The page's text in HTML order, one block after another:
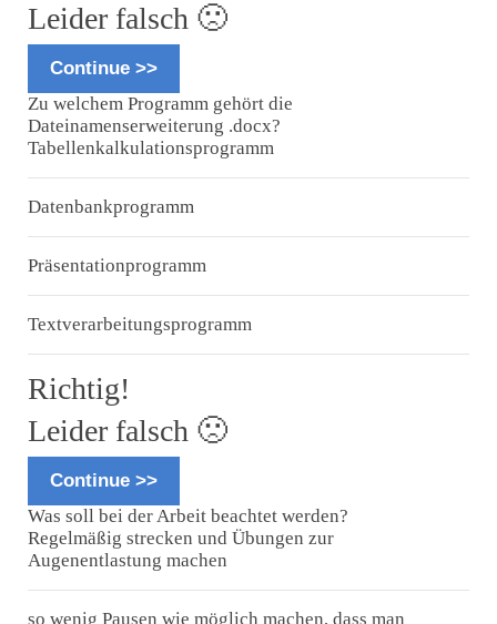
Leider falsch 🙁
Continue >>
Zu welchem Programm gehört die
Dateinamenserweiterung .docx?
Tabellenkalkulationsprogramm
Datenbankprogramm
Präsentationprogramm
Textverarbeitungsprogramm
Richtig!
Leider falsch 🙁
Continue >>
Was soll bei der Arbeit beachtet werden?
Regelmäßig strecken und Übungen zur
Augenentlastung machen
so wenig Pausen wie möglich machen, dass man